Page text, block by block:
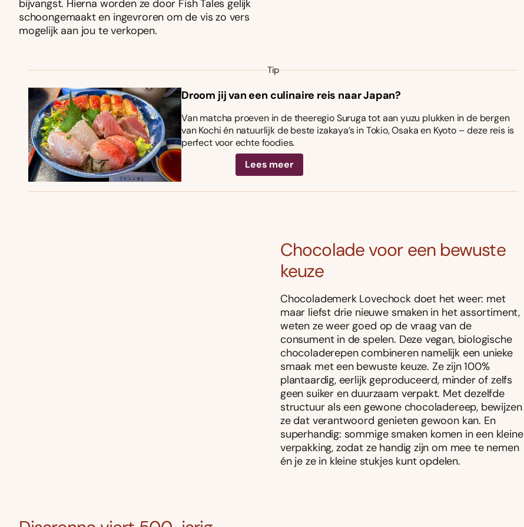
bijvangst. Hierna worden ze door Fish Tales gelijk
schoongemaakt en ingevroren om de vis zo vers
mogelijk aan jou te verkopen.
Tip
Droom jij van een culinaire reis naar Japan?
Van matcha proeven in de theeregio Suruga tot aan yuzu plukken in de bergen
van Kochi én natuurlijk de beste izakaya’s in Tokio, Osaka en Kyoto – deze reis is
perfect voor echte foodies.
Lees meer
Chocolade voor een bewuste
keuze
Chocolademerk Lovechock doet het weer: met
maar liefst drie nieuwe smaken in het assortiment,
weten ze weer goed op de vraag van de
consument in de spelen. Deze vegan, biologische
chocoladerepen combineren namelijk een unieke
smaak met een bewuste keuze. Ze zijn 100%
plantaardig, eerlijk geproduceerd, minder of zelfs
geen suiker en duurzaam verpakt. Met dezelfde
structuur als een gewone chocoladereep, bewijzen
ze dat verantwoord genieten gewoon kan. En
superhandig: sommige smaken komen in een kleine
verpakking, zodat ze handig zijn om mee te nemen
én je ze in kleine stukjes kunt opdelen.